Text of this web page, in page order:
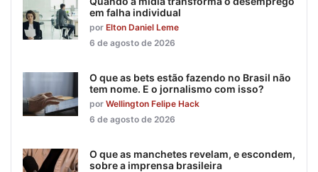
em falha individual
por Elton Daniel Leme
6 de agosto de 2026
O que as bets estão fazendo no Brasil não
tem nome. E o jornalismo com isso?
por Wellington Felipe Hack
6 de agosto de 2026
O que as manchetes revelam, e escondem,
sobre a imprensa brasileira